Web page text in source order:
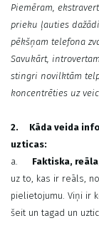
Piemēram,
prieku ļauties
pēkšņam telefona
Savukārt,
stingri novilktām
koncentrēties uz
2.
Kāda veida
uzticas:
a.
Faktiska,
uz to, kas ir reāls,
pielietojumu. Viņi ir
šeit un tagad un